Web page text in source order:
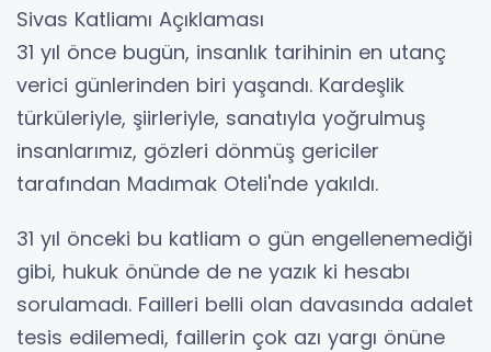
Sivas Katliamı Açıklaması
31 yıl önce bugün, insanlık tarihinin en utanç
verici günlerinden biri yaşandı. Kardeşlik
türküleriyle, şiirleriyle, sanatıyla yoğrulmuş
insanlarımız, gözleri dönmüş gericiler
tarafından Madımak Oteli'nde yakıldı.
31 yıl önceki bu katliam o gün engellenemediği
gibi, hukuk önünde de ne yazık ki hesabı
sorulamadı. Failleri belli olan davasında adalet
tesis edilemedi, faillerin çok azı yargı önüne